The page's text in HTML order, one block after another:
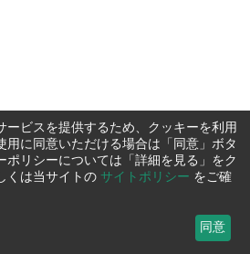
ービスを提供するため、クッキーを利用
用に同意いただける場合は「同意」ボタ
ポリシーについては「詳細を見る」をク
くは当サイトの サイトポリシー をご確
同意